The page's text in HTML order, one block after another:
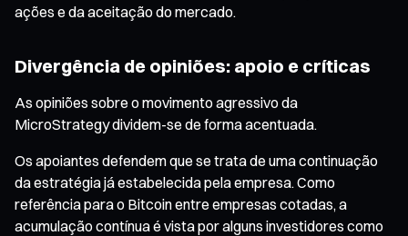
ações e da aceitação do mercado.
Divergência de opiniões: apoio e críticas
As opiniões sobre o movimento agressivo da
MicroStrategy dividem-se de forma acentuada.
Os apoiantes defendem que se trata de uma continuação
da estratégia já estabelecida pela empresa. Como
referência para o Bitcoin entre empresas cotadas, a
acumulação contínua é vista por alguns investidores como